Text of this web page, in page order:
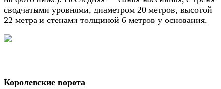
сводчатыми уровнями, диаметром 20 метров, высотой
22 метра и стенами толщиной 6 метров у основания.
Королевские ворота